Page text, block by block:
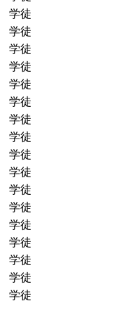
学徒
学徒
学徒
学徒
学徒
学徒
学徒
学徒
学徒
学徒
学徒
学徒
学徒
学徒
学徒
学徒
学徒